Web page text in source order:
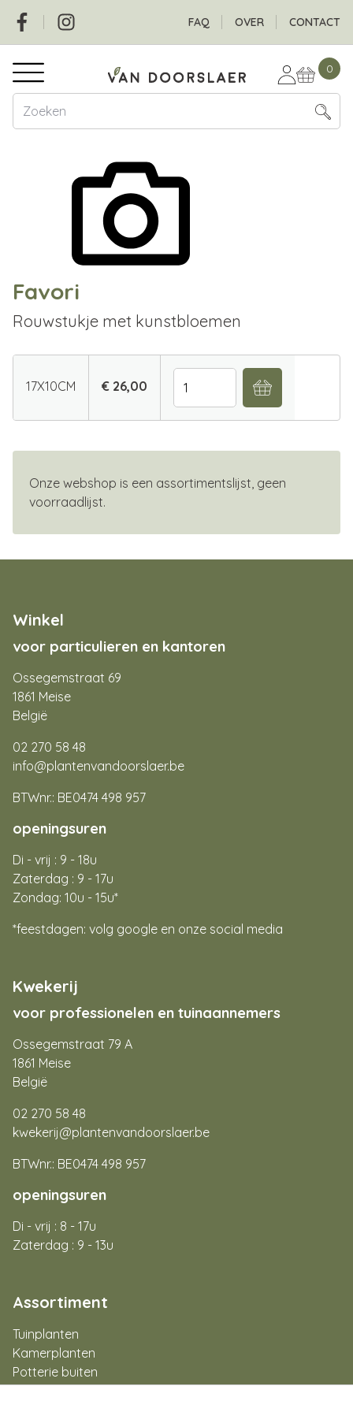
Overslaan
naar
de
inhoud
gaan
Social Header
FAQ OVER CONTACT
Hoofdnavigatie 0
Favori
Rouwstukje met kunstbloemen
17X10CM € 26,00
Onze webshop is een assortimentslijst, geen
voorraadlijst.
Winkel
voor particulieren en kantoren
Ossegemstraat 69
1861 Meise
België
02 270 58 48
info@plantenvandoorslaer.be
BTWnr.: BE0474 498 957
openingsuren
Di - vrij : 9 - 18u
Zaterdag : 9 - 17u
Zondag: 10u - 15u*
*feestdagen: volg google en onze social media
Kwekerij
voor professionelen en tuinaannemers
Ossegemstraat 79 A
1861 Meise
België
02 270 58 48
kwekerij@plantenvandoorslaer.be
BTWnr.: BE0474 498 957
openingsuren
Di - vrij : 8 - 17u
Zaterdag : 9 - 13u
Assortiment
Tuinplanten
Kamerplanten
Potterie buiten